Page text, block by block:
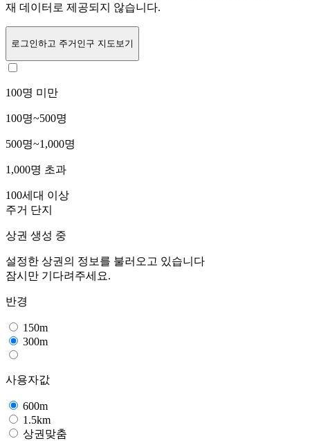
재 데이터로 제공되지 않습니다.
로그인하고 주거인구 지도보기
100명 미만
100명~500명
500명~1,000명
1,000명 초과
100세대 이상
주거 단지
상권 생성 중
설정한 상권의 정보를 불러오고 있습니다
잠시만 기다려주세요.
반경
150m
300m
사용자값
600m
1.5km
상권맞춤